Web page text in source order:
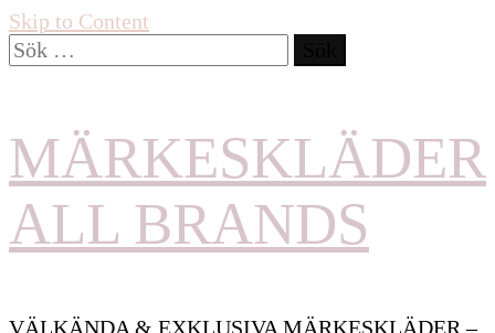
Skip to Content
Sök
efter:
MÄRKESKLÄDER
ALL BRANDS
VÄLKÄNDA & EXKLUSIVA MÄRKESKLÄDER –